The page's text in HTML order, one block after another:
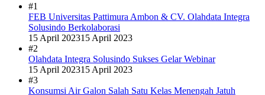
#1
FEB Universitas Pattimura Ambon & CV. Olahdata Integra
Solusindo Berkolaborasi
15 April 202315 April 2023
#2
Olahdata Integra Solusindo Sukses Gelar Webinar
15 April 202315 April 2023
#3
Konsumsi Air Galon Salah Satu Kelas Menengah Jatuh